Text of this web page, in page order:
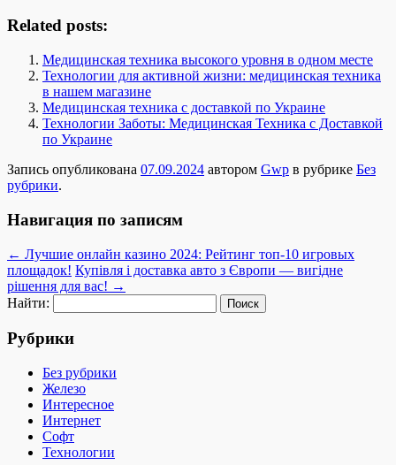
Related posts:
Медицинская техника высокого уровня в одном месте
Технологии для активной жизни: медицинская техника
в нашем магазине
Медицинская техника с доставкой по Украине
Технологии Заботы: Медицинская Техника с Доставкой
по Украине
Запись опубликована 07.09.2024 автором Gwp в рубрике Без
рубрики.
Навигация по записям
← Лучшие онлайн казино 2024: Рейтинг топ-10 игровых
площадок! Купівля і доставка авто з Європи — вигідне
рішення для вас! →
Найти:
Рубрики
Без рубрики
Железо
Интересное
Интернет
Софт
Технологии